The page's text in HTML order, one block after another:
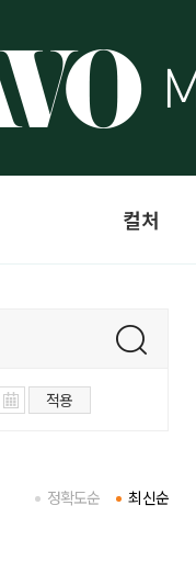
컬처
적용
최신순
정확도순